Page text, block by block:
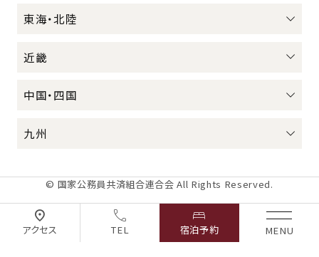
東海・北陸
近畿
中国・四国
九州
© 国家公務員共済組合連合会 All Rights Reserved.
アクセス TEL 宿泊予約 MENU